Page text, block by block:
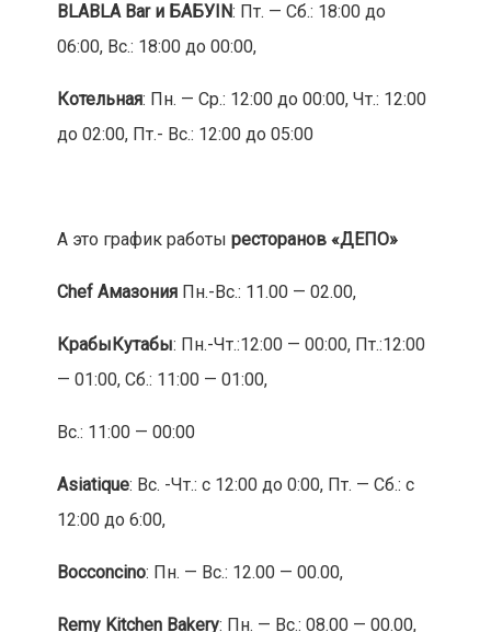
BLABLA Barи БАБУIN: Пт. — Сб.: 18:00 до
06:00, Вс.: 18:00 до 00:00,
Котельная: Пн. — Ср.: 12:00 до 00:00, Чт.: 12:00
до 02:00, Пт.- Вс.: 12:00 до 05:00
А это график работы ресторанов «ДЕПО»
Chef АмазонияПн.-Вс.: 11.00 — 02.00,
КрабыКутабы: Пн.-Чт.:12:00 — 00:00, Пт.:12:00
— 01:00, Сб.: 11:00 — 01:00,
Вс.: 11:00 — 00:00
Asiatique: Вс. -Чт.: с 12:00 до 0:00, Пт. — Сб.: с
12:00 до 6:00,
Bocconcino: Пн. — Вс.: 12.00 — 00.00,
Remy Kitchen Bakery: Пн. — Вс.: 08.00 — 00.00,